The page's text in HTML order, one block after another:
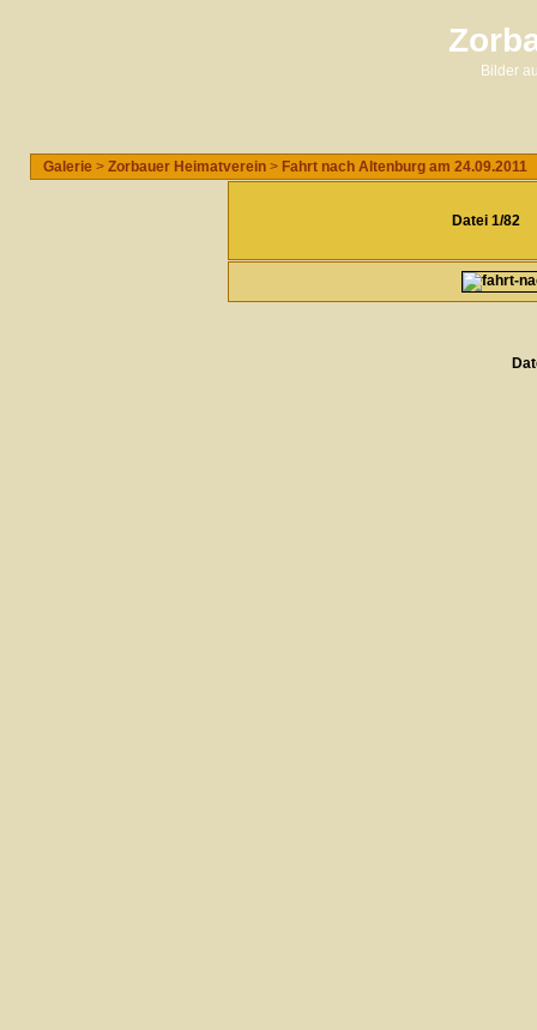
Bilder
Galerie > Zorbauer Heimatverein > Fahrt nach Altenburg am 24.09.2011
Datei 1/82